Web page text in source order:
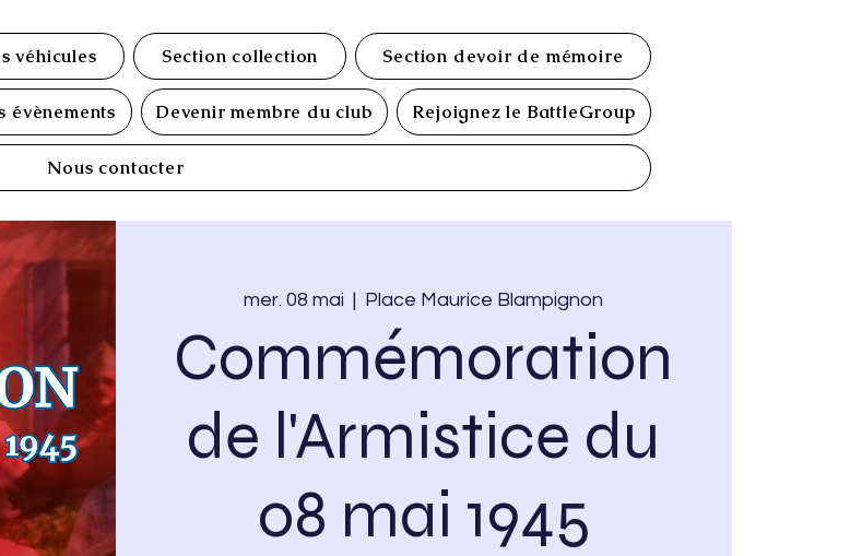
véhicules Section collection Section devoir de mémoire
évènements Devenir membre du club Rejoignez le BattleGroup
Nous contacter
mer. 08 mai
  |
Place Maurice Blampignon
Commémoration
de l'Armistice du
08 mai 1945